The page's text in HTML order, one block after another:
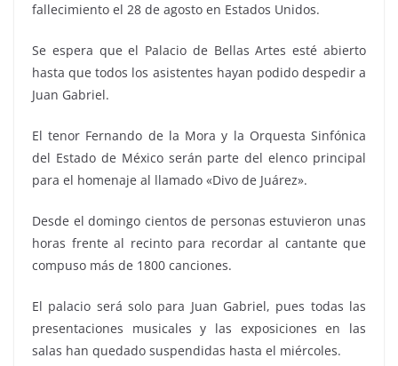
fallecimiento el 28 de agosto en Estados Unidos.
Se espera que el Palacio de Bellas Artes esté abierto
hasta que todos los asistentes hayan podido despedir a
Juan Gabriel.
El tenor Fernando de la Mora y la Orquesta Sinfónica
del Estado de México serán parte del elenco principal
para el homenaje al llamado «Divo de Juárez».
Desde el domingo cientos de personas estuvieron unas
horas frente al recinto para recordar al cantante que
compuso más de 1800 canciones.
El palacio será solo para Juan Gabriel, pues todas las
presentaciones musicales y las exposiciones en las
salas han quedado suspendidas hasta el miércoles.